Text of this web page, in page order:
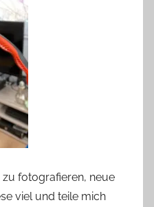
zu fotografieren, neue
viel und teile mich